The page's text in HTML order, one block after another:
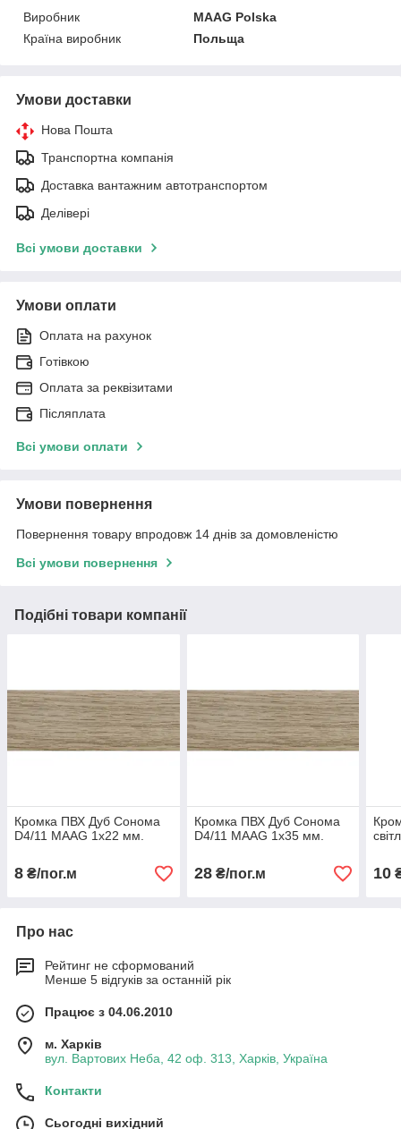
Виробник
MAAG Polska
Країна виробник
Польща
Умови доставки
Нова Пошта
Транспортна компанія
Доставка вантажним автотранспортом
Делівері
Всі умови доставки
Умови оплати
Оплата на рахунок
Готівкою
Оплата за реквізитами
Післяплата
Всі умови оплати
Умови повернення
Повернення товару впродовж 14 днів за домовленістю
Всі умови повернення
Подібні товари компанії
Кромка ПВХ Дуб Сонома
D4/11 MAAG 1х22 мм.
8 ₴/пог.м
Кромка ПВХ Дуб Сонома
D4/11 MAAG 1х35 мм.
28₴/пог.м 10
Про нас
Рейтинг не сформований
Менше 5 відгуків за останній рік
Працює з 04.06.2010
м. Харків
вул. Вартових Неба, 42 оф. 313, Харків, Україна
Контакти
Сьогодні вихідний